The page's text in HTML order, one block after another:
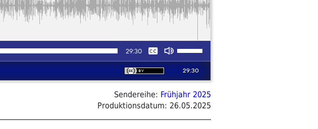
Sendereihe: Frühjahr 2025
Produktionsdatum: 26.05.2025